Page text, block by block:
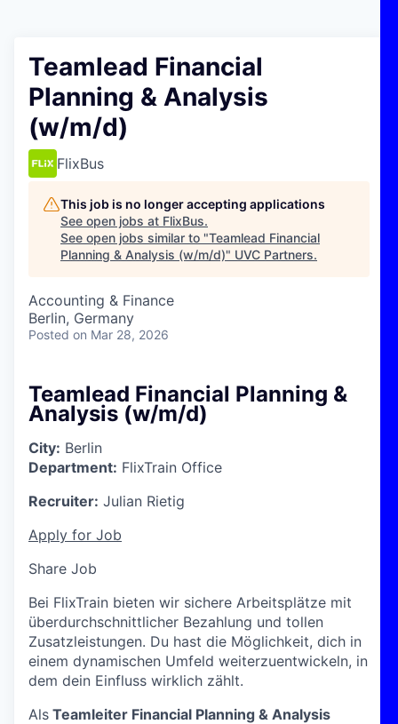
Teamlead Financial
Planning & Analysis
(w/m/d)
FlixBus
This job is no longer accepting applications
See open jobs at FlixBus.
See open jobs similar to "Teamlead Financial
Planning & Analysis (w/m/d)" UVC Partners.
Accounting & Finance
Berlin, Germany
Posted on Mar 28, 2026
Teamlead Financial Planning &
Analysis (w/m/d)
City: Berlin
Department: FlixTrain Office
Recruiter: Julian Rietig
Apply for Job
Share Job
Bei FlixTrain bieten wir sichere Arbeitsplätze mit
überdurchschnittlicher Bezahlung und tollen
Zusatzleistungen. Du hast die Möglichkeit, dich in
einem dynamischen Umfeld weiterzuentwickeln, in
dem dein Einfluss wirklich zählt.
Als Teamleiter Financial Planning & Analysis